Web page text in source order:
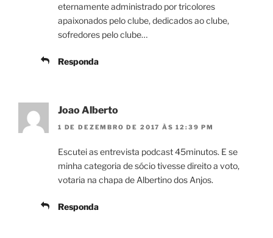
eternamente administrado por tricolores
apaixonados pelo clube, dedicados ao clube,
sofredores pelo clube…
Responda
Joao Alberto
1 DE DEZEMBRO DE 2017 ÀS 12:39 PM
Escutei as entrevista podcast 45minutos. E se
minha categoria de sócio tivesse direito a voto,
votaria na chapa de Albertino dos Anjos.
Responda